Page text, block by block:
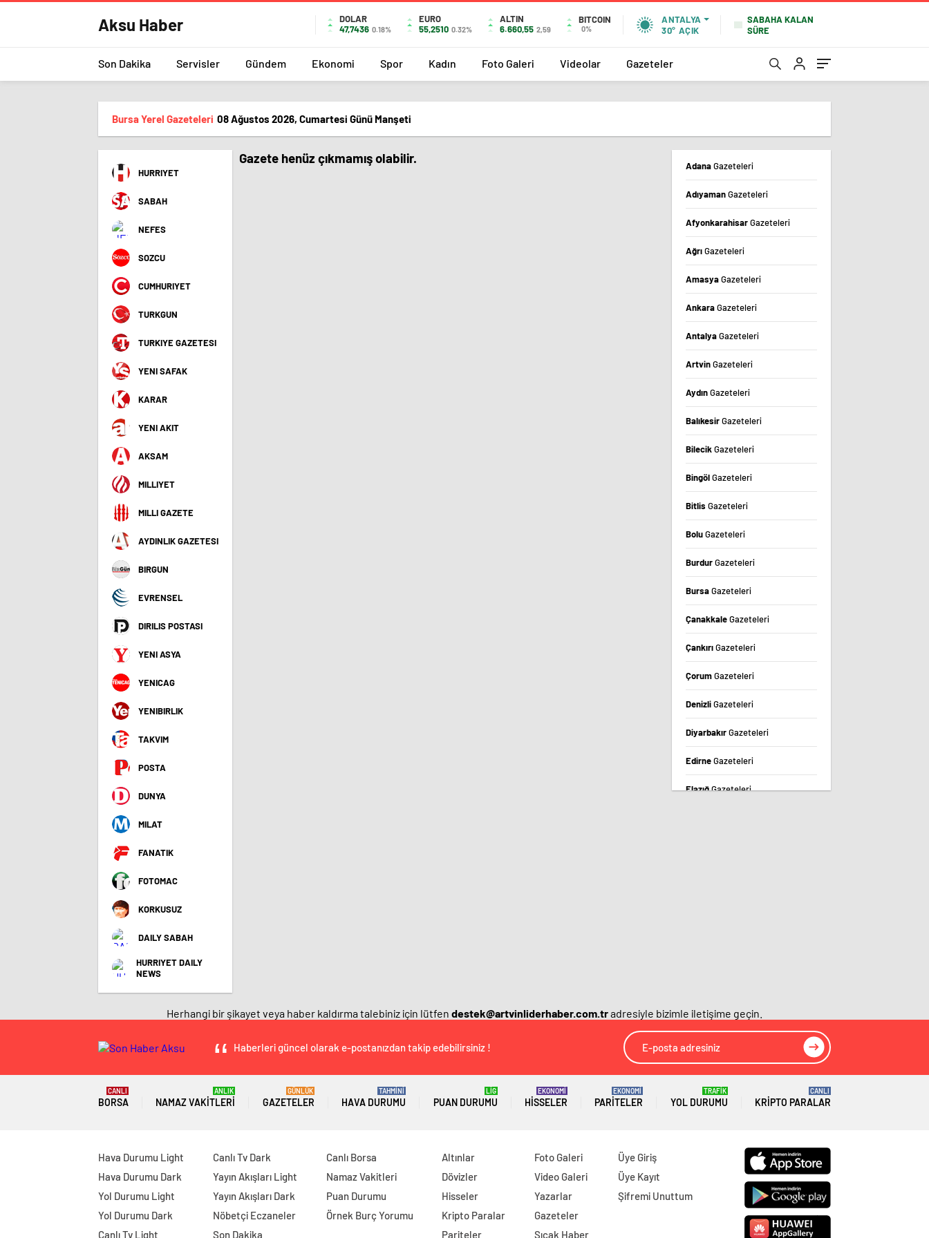
Aksu Haber
DOLAR
47,7436 0.18%
EURO
55,2510 0.32%
ALTIN
6.660,55 2,59
BITCOIN
0%
ANTALYA
30° AÇIK
SABAHA KALAN
SÜRE
Son Dakika Servisler Gündem Ekonomi Spor Kadın Foto Galeri Videolar Gazeteler
Bursa Yerel Gazeteleri 08 Ağustos 2026, Cumartesi Günü Manşeti
HURRIYET
SABAH
NEFES
SOZCU
CUMHURIYET
TURKGUN
TURKIYE GAZETESI
YENI SAFAK
KARAR
YENI AKIT
AKSAM
MILLIYET
MILLI GAZETE
AYDINLIK GAZETESI
BIRGUN
EVRENSEL
DIRILIS POSTASI
YENI ASYA
YENICAG
YENIBIRLIK
TAKVIM
POSTA
DUNYA
MILAT
FANATIK
FOTOMAC
KORKUSUZ
DAILY SABAH
HURRIYET DAILY
NEWS
Gazete henüz çıkmamış olabilir. AdanaGazeteleri
AdıyamanGazeteleri
AfyonkarahisarGazeteleri
AğrıGazeteleri
AmasyaGazeteleri
AnkaraGazeteleri
AntalyaGazeteleri
ArtvinGazeteleri
AydınGazeteleri
BalıkesirGazeteleri
BilecikGazeteleri
BingölGazeteleri
Bitlis Gazeteleri
BoluGazeteleri
BurdurGazeteleri
BursaGazeteleri
ÇanakkaleGazeteleri
ÇankırıGazeteleri
ÇorumGazeteleri
DenizliGazeteleri
DiyarbakırGazeteleri
EdirneGazeteleri
ElazığGazeteleri
HatayGazeteleri
IspartaGazeteleri
İstanbulGazeteleri
Gazeteleri
Gazeteleri
Herhangi bir şikayet veya haber kaldırma talebiniz için lütfen destek@artvinliderhaber.com.tradresiyle bizimle iletişime geçin.
Haberleri güncel olarak e-postanızdan takip edebilirsiniz !
BORSA
CANLI
NAMAZ VAKITLERI
ANLIK
GAZETELER
GÜNLÜK
HAVA DURUMU
TAHMİNİ
PUAN DURUMU
LİG
HISSELER
EKONOMİ
PARITELER
EKONOMİ
YOL DURUMU
TRAFİK
KRIPTO PARALAR
CANLI
Hava Durumu Light
Hava Durumu Dark
Yol Durumu Light
Yol Durumu Dark
Canlı Tv Light
Canlı Tv Dark
Yayın Akışları Light
Yayın Akışları Dark
Nöbetçi Eczaneler
Son Dakika
Canlı Borsa
Namaz Vakitleri
Puan Durumu
Örnek Burç Yorumu
Altınlar
Dövizler
Hisseler
Kripto Paralar
Pariteler
Foto Galeri
Video Galeri
Yazarlar
Gazeteler
Sıcak Haber
Üye Giriş
Üye Kayıt
Şifremi Unuttum
izle